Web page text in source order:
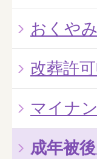
おくや
改葬許
マイナ
成年被